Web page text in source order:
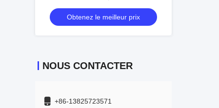
phases
Obtenez le meilleur prix
NOUS CONTACTER
+86-13825723571